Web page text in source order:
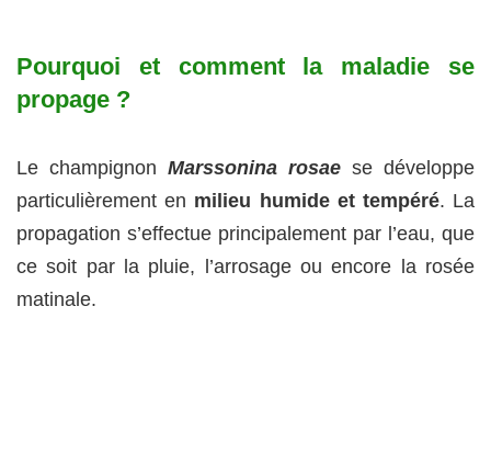
Pourquoi et comment la maladie se
propage ?
Le champignon Marssonina rosae se développe
particulièrement en milieu humide et tempéré. La
propagation s’effectue principalement par l’eau, que
ce soit par la pluie, l’arrosage ou encore la rosée
matinale.